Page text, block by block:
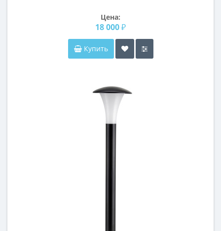
Цена:
18 000 ₽
Купить